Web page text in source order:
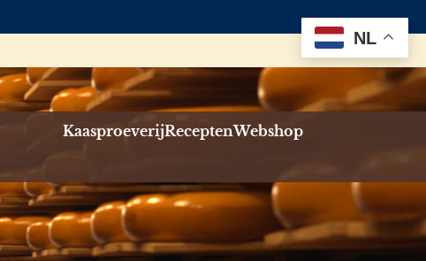
KaasproeverijReceptenWebshop
NL